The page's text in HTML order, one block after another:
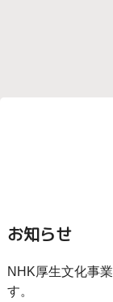
お知らせ
NHK厚生文化事
す。